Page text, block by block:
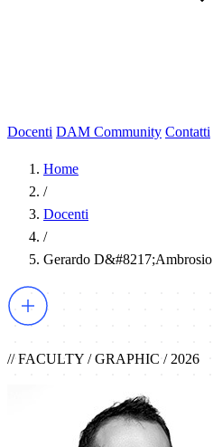
Docenti DAM Community Contatti
Home
/
Docenti
/
Gerardo D&#8217;Ambrosio
// FACULTY / GRAPHIC / 2026